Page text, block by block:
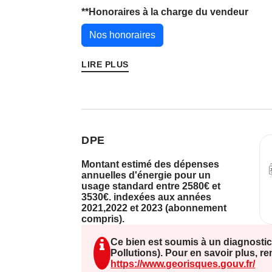
de lumière grâce à son exposition.
cuisine indépendante, fonctionnelle et
L'espace nuit se compose de trois
parfaites pour accueillir votre famille.
fonctions : espace buanderie, cave à
À l'extérieur, vous profiterez
terrain de 460 m² avec terrasse, idéal
en famille ou entre amis.
Un cadre recherché pour une famille
s'installer durablement, tout en
**Honoraires à la charge du vendeur
Nos honoraires
LIRE PLUS
DPE
Montant estimé des dépenses
annuelles d'énergie pour un
usage standard entre 2580€ et
3530€. indexées aux années
2021,2022 et 2023 (abonnement
compris).
Ce bien est soumis à un
Pollutions). Pour en savoir plus,
https://www.georisques.gouv.fr/